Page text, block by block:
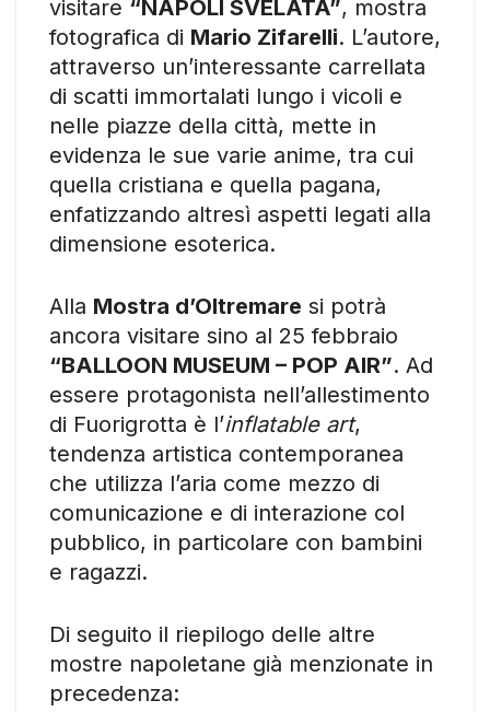
visitare “NAPOLI SVELATA”, mostra
fotografica di Mario Zifarelli. L’autore,
attraverso un’interessante carrellata
di scatti immortalati lungo i vicoli e
nelle piazze della città, mette in
evidenza le sue varie anime, tra cui
quella cristiana e quella pagana,
enfatizzando altresì aspetti legati alla
dimensione esoterica.
Alla Mostra d’Oltremare si potrà
ancora visitare sino al 25 febbraio
“BALLOON MUSEUM – POP AIR”. Ad
essere protagonista nell’allestimento
di Fuorigrotta è l’inflatable art,
tendenza artistica contemporanea
che utilizza l’aria come mezzo di
comunicazione e di interazione col
pubblico, in particolare con bambini
e ragazzi.
Di seguito il riepilogo delle altre
mostre napoletane già menzionate in
precedenza: